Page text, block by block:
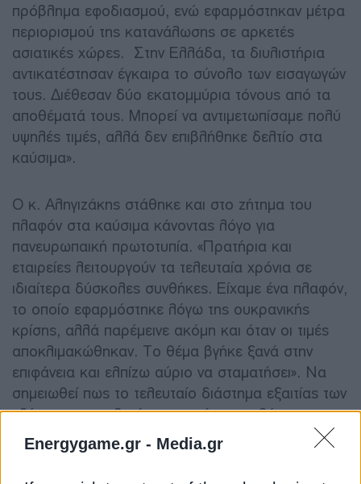
Energygame.gr - Media.gr
πρόβλημα εφοδιασμού, ενώ εφαρμόστηκαν μέτρα
περιορισμού της κατανάλωσης σε αρκετές
ασιατικές χώρες. Στην Ελλάδα, τα διυλιστήρια
αντικατέστησαν έγκαιρα το σύνολο των εισαγωγών
τους. Διέθεσαν δύο εκατομμύρια τόνους από τα
αποθέματά τους. Μπορεί να αντιμετωπίσαμε πολύ
υψηλές τιμές, αλλά δεν επιβλήθηκε δελτίο στα
καύσιμα».
Ο κ. Αληγιζάκης στάθηκε και στο ζήτημα του
πλαφόν στα καύσιμα κάνοντας λόγο για
πανευρωπαική πρωτοτυπία. «Πρατήρια και
εταιρείες λειτουργούν τα τελευταία χρόνια σε
ιδιαίτερα δύσκολες συνθήκες. Είχαμε ένα πλαφόν,
το οποίο εφαρμόστηκε λόγω της ουκρανικής
κρίσης, αλλά παρέμεινε ακόμη και όταν οι τιμές
αποκλιμακώθηκαν. Το θέμα βγήκε ξανά στην
επιφάνεια και ελπίζω αύριο να σταματήσει». Να
σημειωθεί πως το τελευταίο διάστημα εξαιτίας των
ελέγχων της πολιτείας σφραγίστηκαν λόγω της
παραβατικότητας 92 πρατήρια, 66 εκ των οποίων
βρίσκονται στην Αθήνα.